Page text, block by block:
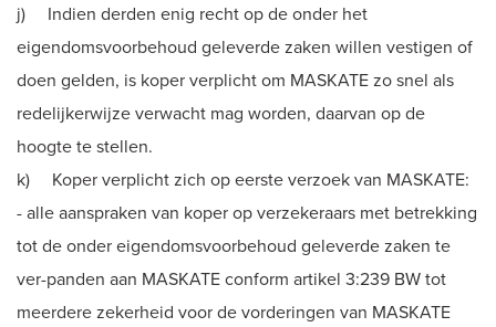
j) Indien derden enig recht op de onder het
eigendomsvoorbehoud geleverde zaken willen vestigen of
doen gelden, is koper verplicht om MASKATE zo snel als
redelijkerwijze verwacht mag worden, daarvan op de
hoogte te stellen.
k) Koper verplicht zich op eerste verzoek van MASKATE:
- alle aanspraken van koper op verzekeraars met betrekking
tot de onder eigendomsvoorbehoud geleverde zaken te
ver-panden aan MASKATE conform artikel 3:239 BW tot
meerdere zekerheid voor de vorderingen van MASKATE